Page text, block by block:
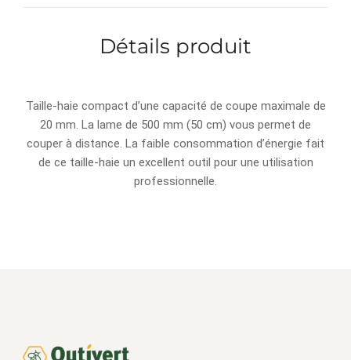
Détails produit
Taille-haie compact d’une capacité de coupe maximale de
20 mm. La lame de 500 mm (50 cm) vous permet de
couper à distance. La faible consommation d’énergie fait
de ce taille-haie un excellent outil pour une utilisation
professionnelle.